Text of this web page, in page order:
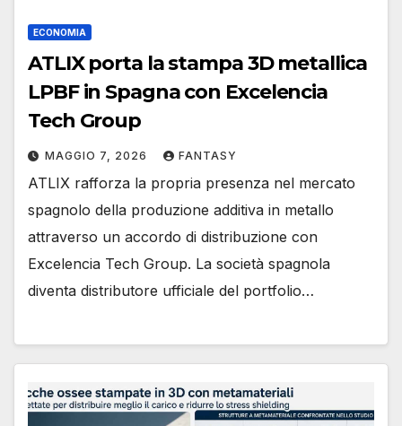
ECONOMIA
ATLIX porta la stampa 3D metallica
LPBF in Spagna con Excelencia
Tech Group
MAGGIO 7, 2026 FANTASY
ATLIX rafforza la propria presenza nel mercato
spagnolo della produzione additiva in metallo
attraverso un accordo di distribuzione con
Excelencia Tech Group. La società spagnola
diventa distributore ufficiale del portfolio…